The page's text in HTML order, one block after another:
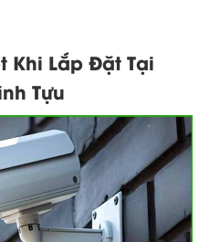
Khi Lắp Đặt Tại
Tựu